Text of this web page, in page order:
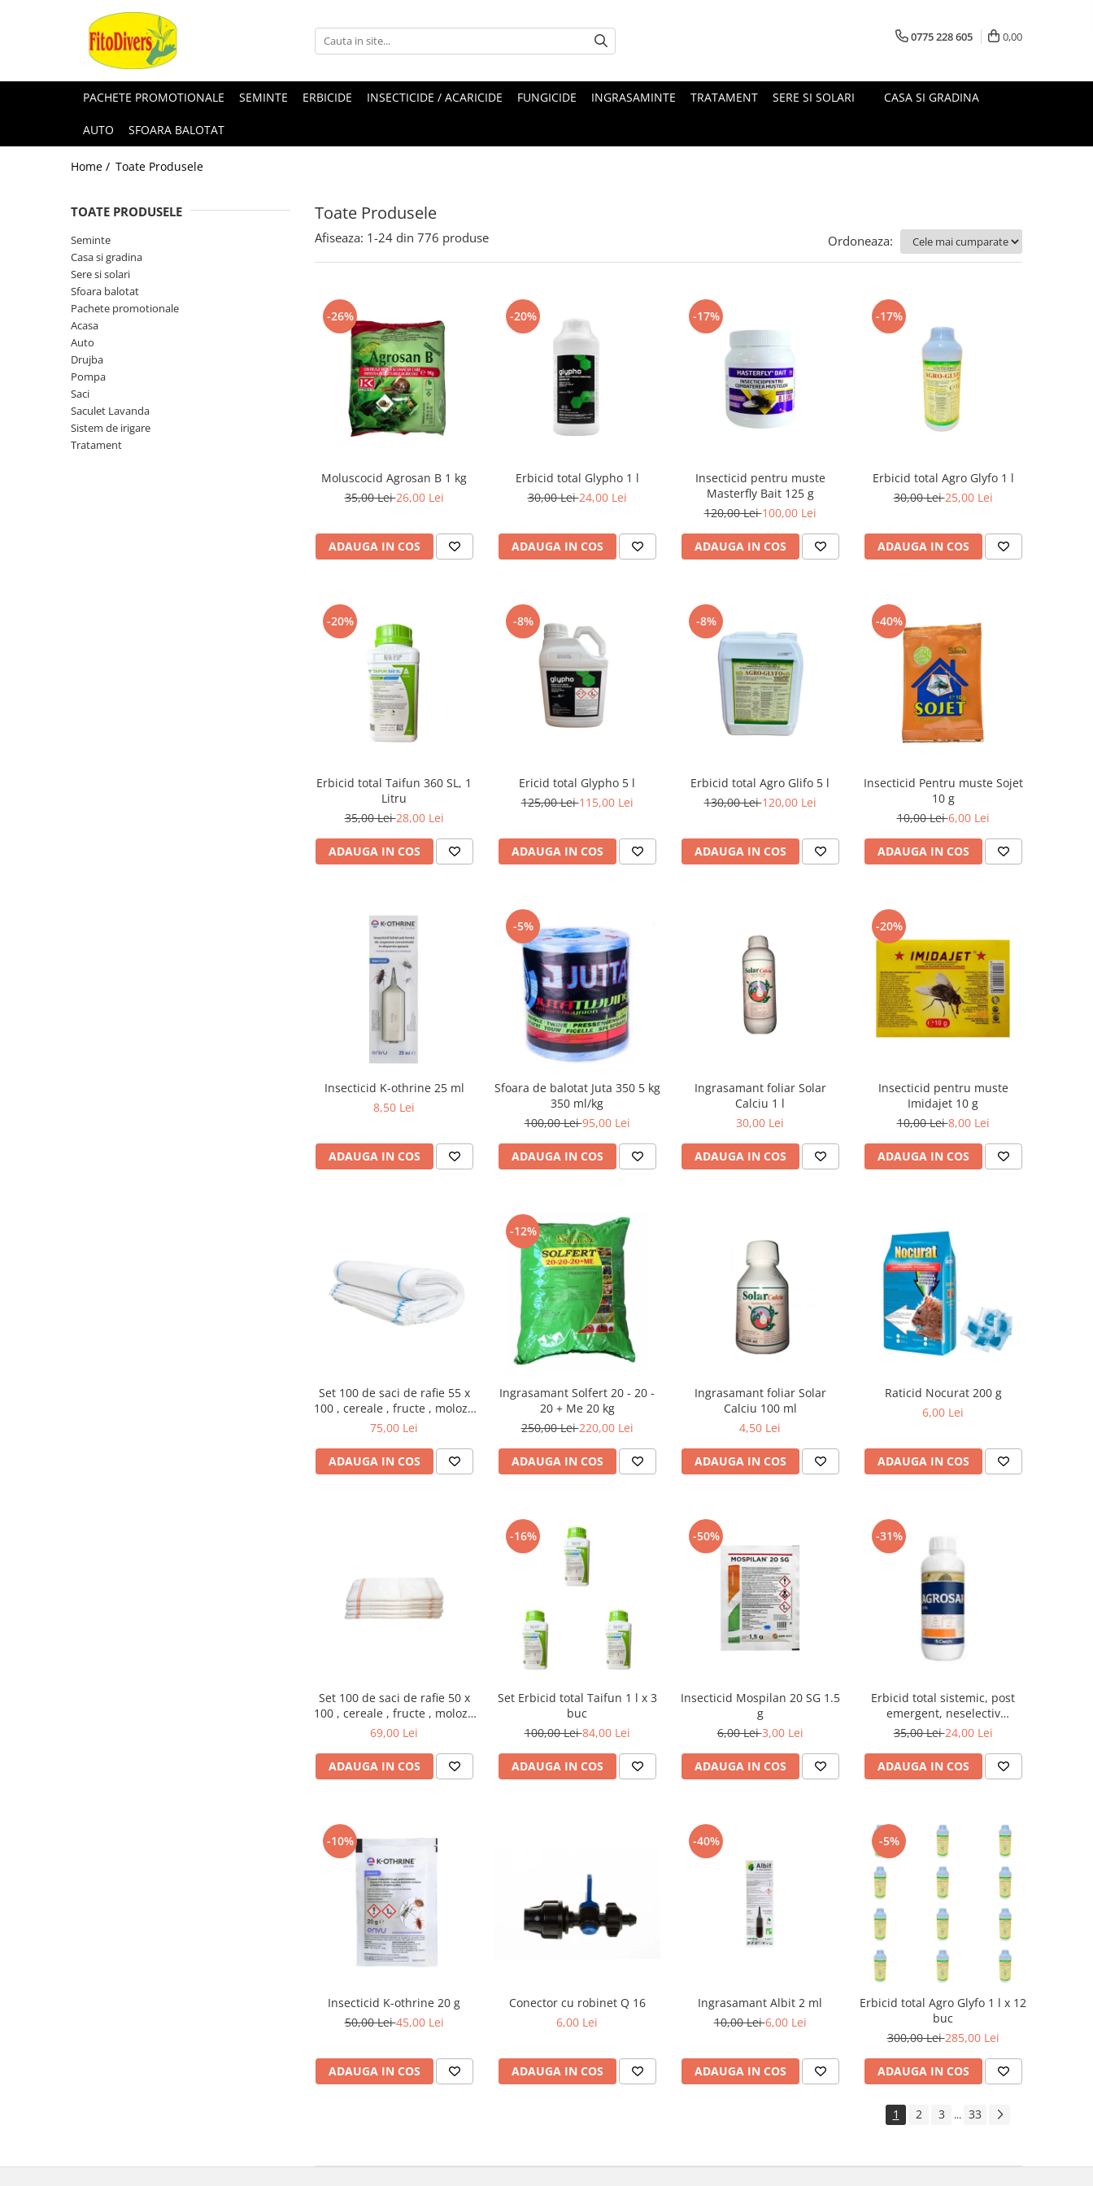
0775 228 605 0,00
PACHETE PROMOTIONALE SEMINTE ERBICIDE INSECTICIDE / ACARICIDE FUNGICIDE INGRASAMINTE TRATAMENT SERE SI SOLARI CASA SI GRADINA
AUTO SFOARA BALOTAT
Home / Toate Produsele
Toate Produsele
TOATE PRODUSELE
Seminte
Casa si gradina
Sere si solari
Sfoara balotat
Pachete promotionale
Acasa
Auto
Drujba
Pompa
Saci
Saculet Lavanda
Sistem de irigare
Tratament
Afiseaza: 1-24 din 776 produse Ordoneaza:
-26%
Moluscocid Agrosan B 1 kg
35,00 Lei26,00 Lei
ADAUGA IN COS
-20%
Erbicid total Glypho 1 l
30,00 Lei24,00 Lei
ADAUGA IN COS
-17%
Insecticid pentru muste
Masterfly Bait 125 g
120,00 Lei100,00 Lei
ADAUGA IN COS
-17%
Erbicid total Agro Glyfo 1 l
30,00 Lei25,00 Lei
ADAUGA IN COS
-20%
Erbicid total Taifun 360 SL, 1
Litru
35,00 Lei28,00 Lei
ADAUGA IN COS
-8%
Ericid total Glypho 5 l
125,00 Lei115,00 Lei
ADAUGA IN COS
-8%
Erbicid total Agro Glifo 5 l
130,00 Lei120,00 Lei
ADAUGA IN COS
-40%
Insecticid Pentru muste Sojet
10 g
10,00 Lei6,00 Lei
ADAUGA IN COS
Insecticid K-othrine 25 ml
8,50 Lei
ADAUGA IN COS
-5%
Sfoara de balotat Juta 350 5 kg
350 ml/kg
100,00 Lei95,00 Lei
ADAUGA IN COS
Ingrasamant foliar Solar
Calciu 1 l
30,00 Lei
ADAUGA IN COS
-20%
Insecticid pentru muste
Imidajet 10 g
10,00 Lei8,00 Lei
ADAUGA IN COS
Set 100 de saci de rafie 55 x
100 , cereale , fructe , moloz ,
menaj si depozitare
75,00 Lei
ADAUGA IN COS
-12%
Ingrasamant Solfert 20 - 20 -
20 + Me 20 kg
250,00 Lei220,00 Lei
ADAUGA IN COS
Ingrasamant foliar Solar
Calciu 100 ml
4,50 Lei
ADAUGA IN COS
Raticid Nocurat 200 g
6,00 Lei
ADAUGA IN COS
Set 100 de saci de rafie 50 x
100 , cereale , fructe , moloz ,
menaj si depozitare
69,00 Lei
ADAUGA IN COS
-16%
Set Erbicid total Taifun 1 l x 3
buc
100,00 Lei84,00 Lei
ADAUGA IN COS
-50%
Insecticid Mospilan 20 SG 1.5
g
6,00 Lei3,00 Lei
ADAUGA IN COS
-31%
Erbicid total sistemic, post
emergent, neselectiv
(buruieni monocotiledonate si
perene), Agrosar360 SL,
35,00 Lei24,00 Lei
ADAUGA IN COS
-10%
Insecticid K-othrine 20 g
50,00 Lei45,00 Lei
ADAUGA IN COS
Conector cu robinet Q 16
6,00 Lei
ADAUGA IN COS
-40%
Ingrasamant Albit 2 ml
10,00 Lei6,00 Lei
ADAUGA IN COS
-5%
Erbicid total Agro Glyfo 1 l x 12
buc
300,00 Lei285,00 Lei
ADAUGA IN COS
1 2 3 ... 33